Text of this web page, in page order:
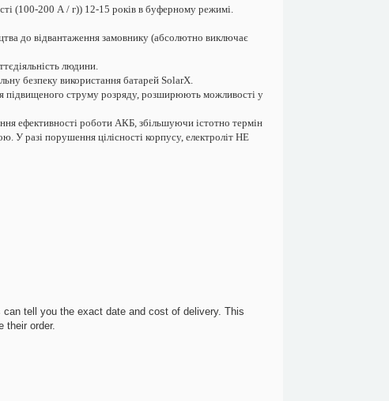
(100-200 А / г)) 12-15 років в буферному режимі.
до відвантаження замовнику (абсолютно виключає
людини.
безпеку використання батарей SolarX.
підвищеного струму розряду, розширюють можливості у
ефективності роботи АКБ, збільшуючи істотно термін
У разі порушення цілісності корпусу, електроліт НЕ
tell you the exact date and cost of delivery. This
their order.